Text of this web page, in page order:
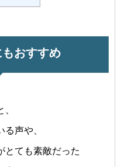
おすすめ
声や、
とても素敵だった